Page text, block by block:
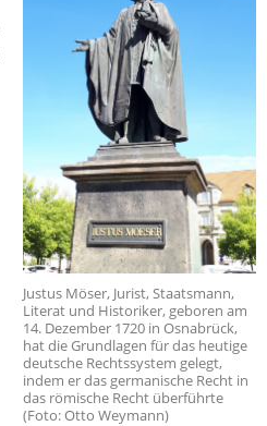
Justus Möser, Jurist, Staatsmann,
Literat und Historiker, geboren am
14. Dezember 1720 in Osnabrück,
hat die Grundlagen für das heutige
deutsche Rechtssystem gelegt,
indem er das germanische Recht in
das römische Recht überführte
(Foto: Otto Weymann)